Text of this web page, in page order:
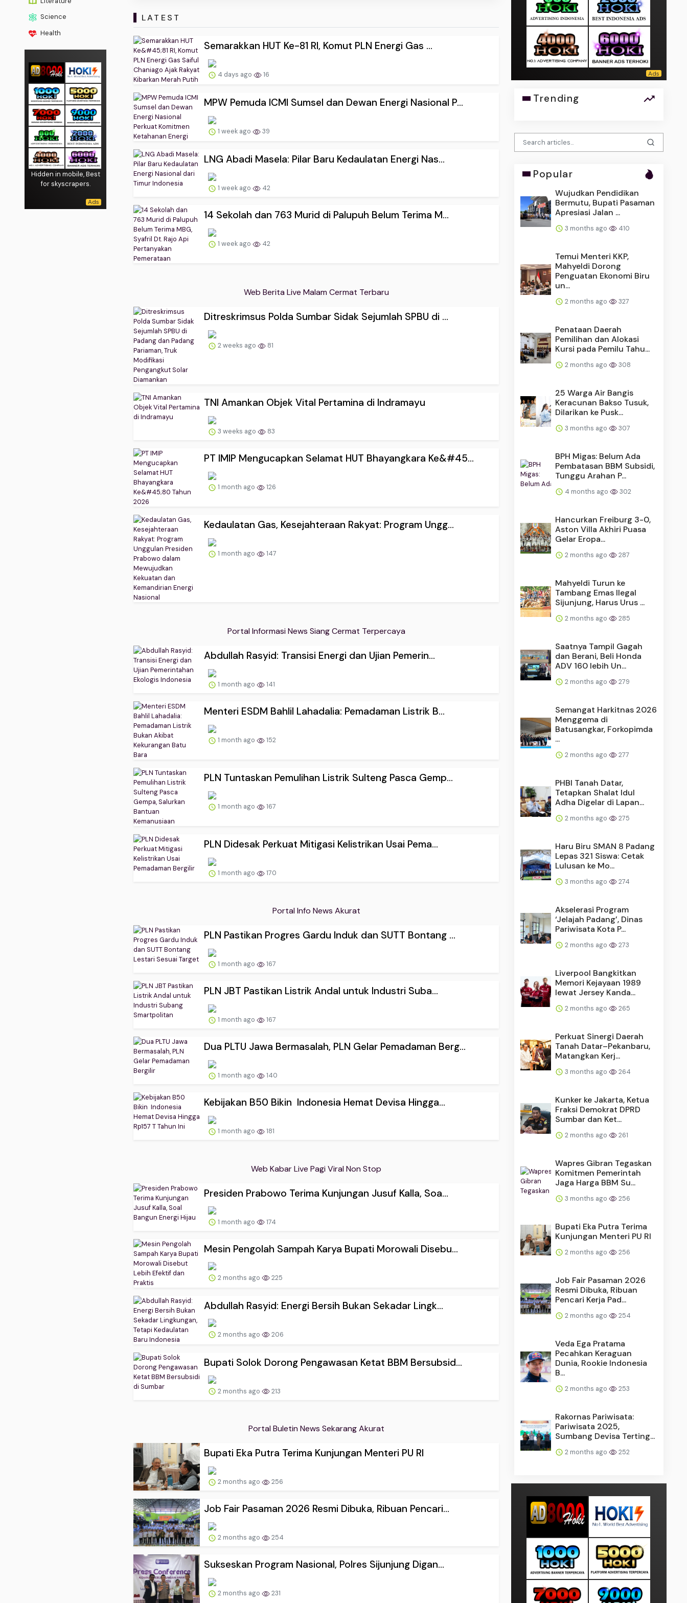
Science
Health
Hidden in mobile, Best
for skyscrapers.
LATEST
Semarakkan HUT Ke-81 RI, Komut PLN Energi Gas ...
4 days ago 16
MPW Pemuda ICMI Sumsel dan Dewan Energi Nasional P...
1 week ago 39
LNG Abadi Masela: Pilar Baru Kedaulatan Energi Nas...
1 week ago 42
14 Sekolah dan 763 Murid di Palupuh Belum Terima M...
1 week ago 42
Web Berita Live Malam Cermat Terbaru
Ditreskrimsus Polda Sumbar Sidak Sejumlah SPBU di ...
2 weeks ago 81
TNI Amankan Objek Vital Pertamina di Indramayu
3 weeks ago 83
PT IMIP Mengucapkan Selamat HUT Bhayangkara Ke&#45...
1 month ago 126
Kedaulatan Gas, Kesejahteraan Rakyat: Program Ungg...
1 month ago 147
Portal Informasi News Siang Cermat Terpercaya
Abdullah Rasyid: Transisi Energi dan Ujian Pemerin...
1 month ago 141
Menteri ESDM Bahlil Lahadalia: Pemadaman Listrik B...
1 month ago 152
PLN Tuntaskan Pemulihan Listrik Sulteng Pasca Gemp...
1 month ago 167
PLN Didesak Perkuat Mitigasi Kelistrikan Usai Pema...
1 month ago 170
Portal Info News Akurat
PLN Pastikan Progres Gardu Induk dan SUTT Bontang ...
1 month ago 167
PLN JBT Pastikan Listrik Andal untuk Industri Suba...
1 month ago 167
Dua PLTU Jawa Bermasalah, PLN Gelar Pemadaman Berg...
1 month ago 140
Kebijakan B50 Bikin Indonesia Hemat Devisa Hingga...
1 month ago 181
Web Kabar Live Pagi Viral Non Stop
Presiden Prabowo Terima Kunjungan Jusuf Kalla, Soa...
1 month ago 174
Mesin Pengolah Sampah Karya Bupati Morowali Disebu...
2 months ago 225
Abdullah Rasyid: Energi Bersih Bukan Sekadar Lingk...
2 months ago 206
Bupati Solok Dorong Pengawasan Ketat BBM Bersubsid...
2 months ago 213
Portal Buletin News Sekarang Akurat
Bupati Eka Putra Terima Kunjungan Menteri PU RI
2 months ago 256
Job Fair Pasaman 2026 Resmi Dibuka, Ribuan Pencari...
2 months ago 254
Sukseskan Program Nasional, Polres Sijunjung Digan...
2 months ago 231
Trending
Popular
Wujudkan Pendidikan
Bermutu, Bupati Pasaman
Apresiasi Jalan ...
3 months ago 410
Temui Menteri KKP,
Mahyeldi Dorong
Penguatan Ekonomi Biru
un...
2 months ago 327
Penataan Daerah
Pemilihan dan Alokasi
Kursi pada Pemilu Tahu...
2 months ago 308
25 Warga Air Bangis
Keracunan Bakso Tusuk,
Dilarikan ke Pusk...
3 months ago 307
BPH Migas: Belum Ada
Pembatasan BBM Subsidi,
Tunggu Arahan P...
4 months ago 302
Hancurkan Freiburg 3-0,
Aston Villa Akhiri Puasa
Gelar Eropa...
2 months ago 287
Mahyeldi Turun ke
Tambang Emas Ilegal
Sijunjung, Harus Urus ...
2 months ago 285
Saatnya Tampil Gagah
dan Berani, Beli Honda
ADV 160 lebih Un...
2 months ago 279
Semangat Harkitnas 2026
Menggema di
Batusangkar, Forkopimda
...
2 months ago 277
PHBI Tanah Datar,
Tetapkan Shalat Idul
Adha Digelar di Lapan...
2 months ago 275
Haru Biru SMAN 8 Padang
Lepas 321 Siswa: Cetak
Lulusan ke Mo...
3 months ago 274
Akselerasi Program
‘Jelajah Padang’, Dinas
Pariwisata Kota P...
2 months ago 273
Liverpool Bangkitkan
Memori Kejayaan 1989
lewat Jersey Kanda...
2 months ago 265
Perkuat Sinergi Daerah
Tanah Datar–Pekanbaru,
Matangkan Kerj...
3 months ago 264
Kunker ke Jakarta, Ketua
Fraksi Demokrat DPRD
Sumbar dan Ket...
2 months ago 261
Wapres Gibran Tegaskan
Komitmen Pemerintah
Jaga Harga BBM Su...
3 months ago 256
Bupati Eka Putra Terima
Kunjungan Menteri PU RI
2 months ago 256
Job Fair Pasaman 2026
Resmi Dibuka, Ribuan
Pencari Kerja Pad...
2 months ago 254
Veda Ega Pratama
Pecahkan Keraguan
Dunia, Rookie Indonesia
B...
2 months ago 253
Rakornas Pariwisata:
Pariwisata 2025,
Sumbang Devisa Terting...
2 months ago 252